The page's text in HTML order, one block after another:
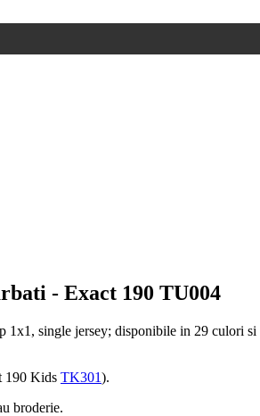
- Exact 190 TU004
single jersey; disponibile in 29 culori
190 Kids TK301).
broderie.